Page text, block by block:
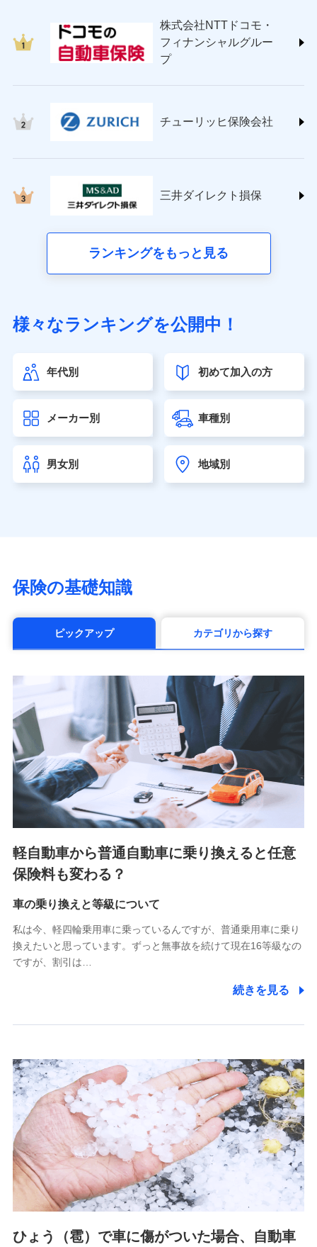
ＳＯＭＰＯダイレクト損害保険株式会社
(https://www.sompo-direct.co.jp/)
チューリッヒ保険会社 (https://www.zurich.co.jp/)
(https://www.nisshinfire.co.jp/)
(https://www.petfamilyins.co.jp/)
ins.com/)
三井ダイレクト損害保険株式会社
（https://www.sonylife.co.jp）
第一ネオ生命保険株式会社（https://neofirst.co.jp/）
大樹生命保険株式会社（https://www.taiju-life.co.jp）
seimei.co.jp）
チューリッヒ生命保険株式会社
東京海上日動あんしん生命保険株式会社
（https://www.tmn-anshin.co.jp/）
マニュライフ生命保険株式会社
（https://www.manulife.co.jp/）
（https://www.msa-life.co.jp/）
メットライフ生命株式会社(https://www.metlife.co.jp/)
■少額短期保険
株式会社アシロ少額短期保険 (https://kailash.co.jp/)
SBIいきいき少額短期保険会社 (https://www.i-
sedai.com/)
SBIペット少額短期保険株式会社 (https://www.sbipet-
ssi.co.jp/)
SBIリスタ少額短期保険会社
(https://www.jishin.co.jp/)
スマートプラス少額短期保険株式会社
チューリッヒ少額短期保険株式会社
(https://www.zurichssi.co.jp/)
(https://www.tokiomarine-x.co.jp/)
(https://pshoken.co.jp/)
リトルファミリー少額短期保険株式会社
(https://www.littlefamily-ssi.com/)
郵便、電話、およびＥメール等により、当社と取引のあるも
た維持管理等の委託業務遂行のため、またそれらに付帯、関
連する当社および提携会社のサービスを案内、提供するため
（なお、当社は複数の保険会社と取引があり、取得した個人
情報を取引のある他の保険会社の商品・サービスをご提案す
るために利用させていただくことがあります。）
上記に係る連絡・手続き・管理等付帯業務を行うため
3.セミナー募集サイトから取得した個人情報
各種セミナーの案内、開催のため
上記に係る連絡・手続き・管理等付帯業務を行うため
4.家族・友達紹介にて取得した個人情報
株式会社NTTドコモ・
フィナンシャルグルー
プ
チューリッヒ保険会社
三井ダイレクト損保
ランキングをもっと見る
様々なランキングを公開中！
年代別 初めて加入の方
メーカー別 車種別
男女別 地域別
保険の基礎知識
ピックアップ カテゴリから探す
軽自動車から普通自動車に乗り換えると任意
保険料も変わる？
車の乗り換えと等級について
私は今、軽四輪乗用車に乗っているんですが、普通乗用車に乗り
換えたいと思っています。ずっと無事故を続けて現在16等級なの
ですが、割引は…
続きを見る
ひょう（雹）で車に傷がついた場合、自動車